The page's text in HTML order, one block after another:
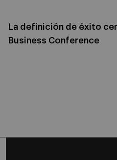
La definición de éxito
Business Conference